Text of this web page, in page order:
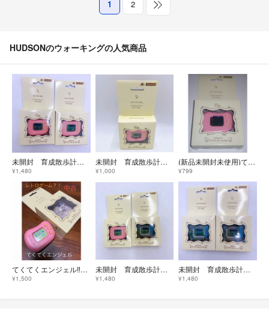
1 2
HUDSONのウォーキングの人気商品
未開封 育成散歩計 てくてくエンジェル ピンク 2個【初期不良の保証付き！】
¥1,480
未開封 育成散歩計 てくてくエンジェル ピンク 【初期不良の保証付き！】
¥1,000
(新品未開封未使用)てくてくエンジェル ピンク ハドソン 万歩計
¥799
てくてくエンジェル‼️中古
¥1,500
未開封 育成散歩計 てくてくエンジェル クリア ピンク 【初期不良の保証付き！】
¥1,480
未開封 育成散歩計 てくてくエンジェル クリア 2個【初期不良の保証付き！】
¥1,480